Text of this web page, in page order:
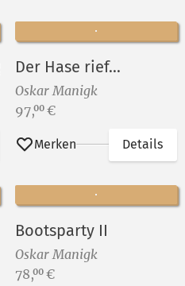
Der Hase rief...
Oskar Manigk
Preis:
97,00 €
Merken Details
Bootsparty II
Oskar Manigk
Preis:
78,00 €